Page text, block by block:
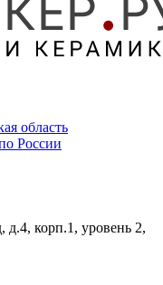
область
России
д.4, корп.1, уровень 2,